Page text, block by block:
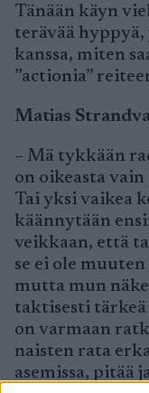
Tänään käyn
terävää hyppyä,
kanssa, miten
”actionia”
Matias
– Mä tykkään
on oikeasta
Tai yksi vaikea
käännytään
veikkaan, että
se ei ole
mutta mun
taktisesti tärkeä
on varmaan
naisten rata
asemissa, pitää